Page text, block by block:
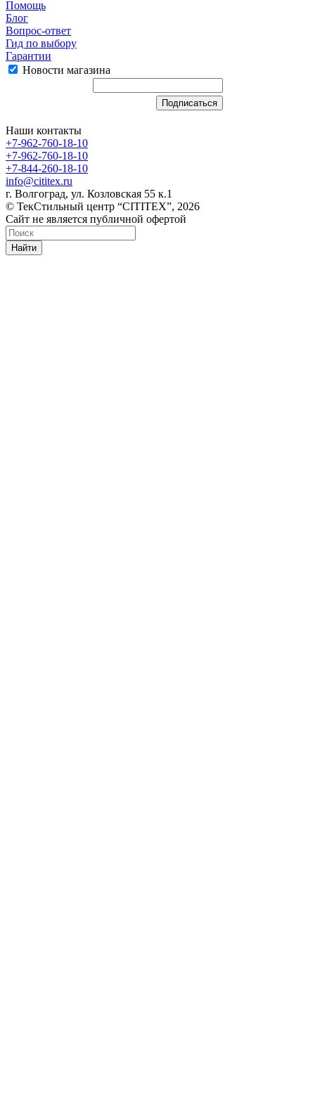
Помощь
Блог
Вопрос-ответ
Гид по выбору
Гарантии
Новости магазина
Наши контакты
+7-962-760-18-10
+7-962-760-18-10
+7-844-260-18-10
info@cititex.ru
г. Волгоград, ул. Козловская 55 к.1
© ТекСтильный центр “CITITEX”, 2026
Сайт не является публичной офертой
Найти